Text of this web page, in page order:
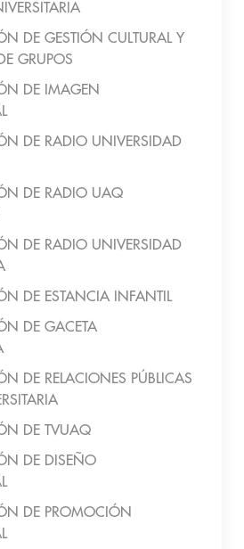
DE GESTIÓN CULTURAL Y
GRUPOS
DE IMAGEN
DE RADIO UNIVERSIDAD
DE RADIO UAQ
DE RADIO UNIVERSIDAD
DE ESTANCIA INFANTIL
DE GACETA
DE RELACIONES PÚBLICAS
DE TVUAQ
DE DISEÑO
DE PROMOCIÓN